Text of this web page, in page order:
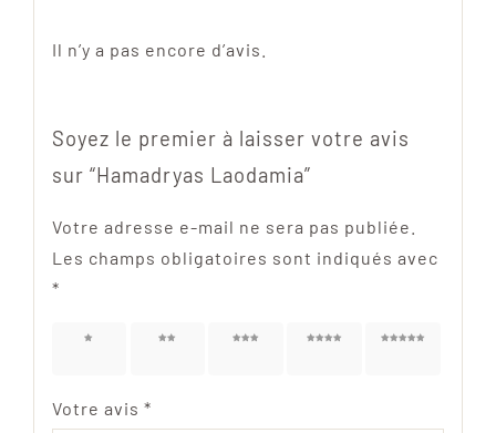
Il n’y a pas encore d’avis.
Soyez le premier à laisser votre avis
sur “Hamadryas Laodamia”
Votre adresse e-mail ne sera pas publiée.
Les champs obligatoires sont indiqués avec
*
1 étoile
2 étoiles
3 étoiles
4 étoiles
5 étoiles
Votre avis *